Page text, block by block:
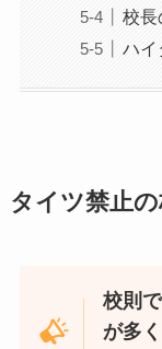
校長
ハイ
タイツ禁止
校則
が多